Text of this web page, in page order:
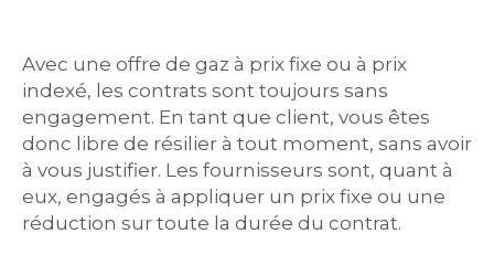
Avec une offre de gaz à prix fixe ou à prix
indexé, les contrats sont toujours sans
engagement. En tant que client, vous êtes
donc libre de résilier à tout moment, sans avoir
à vous justifier. Les fournisseurs sont, quant à
eux, engagés à appliquer un prix fixe ou une
réduction sur toute la durée du contrat.